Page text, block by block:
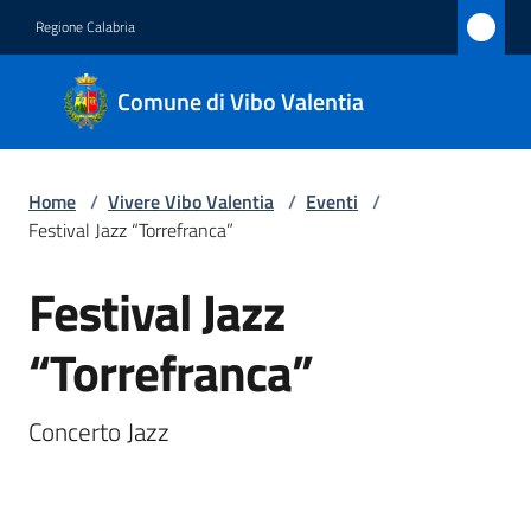
Regione Calabria
Comune di Vibo Valentia
Comune
di Vibo
Valentia
Novità
Servizi
Vivere
Home / Vivere Vibo Valentia / Eventi /
Festival Jazz “Torrefranca”
Salta al contenuto
Festival Jazz
“Torrefranca”
Concerto Jazz